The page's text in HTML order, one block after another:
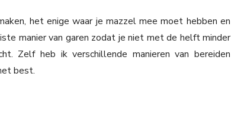
het enige waar je mazzel mee moet hebben en
manier van garen zodat je niet met de helft minder
Zelf heb ik verschillende manieren van bereiden
best.